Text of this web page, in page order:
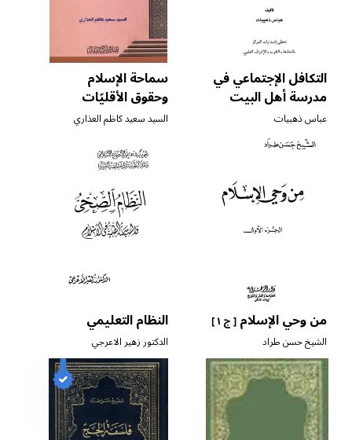
التكافل الإجتماعي في
مدرسة أهل البيت
عليهم السلام
عباس ذهبيات
سماحة الإسلام
وحقوق الأقليّات
الدينية
السيد سعيد كاظم العذاري
من وحي الإسلام[ ج ١ ]
الشيخ حسن طراد
النظام التعليمي
الدكتور زهير الاعرجي